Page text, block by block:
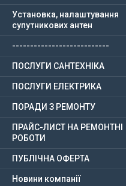
Установка, налаштування
супутникових антен
---------------------------
ПОСЛУГИ САНТЕХНІКА
ПОСЛУГИ ЕЛЕКТРИКА
ПОРАДИ З РЕМОНТУ
ПРАЙС-ЛИСТ НА РЕМОНТНІ
РОБОТИ
ПУБЛІЧНА ОФЕРТА
Новини компанії